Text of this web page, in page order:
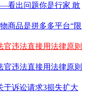
出问题你是行家 敢
商品是拼多多平台“限
违法直接用法律原则
违法直接用法律原则
于诉讼请求3损失扩大